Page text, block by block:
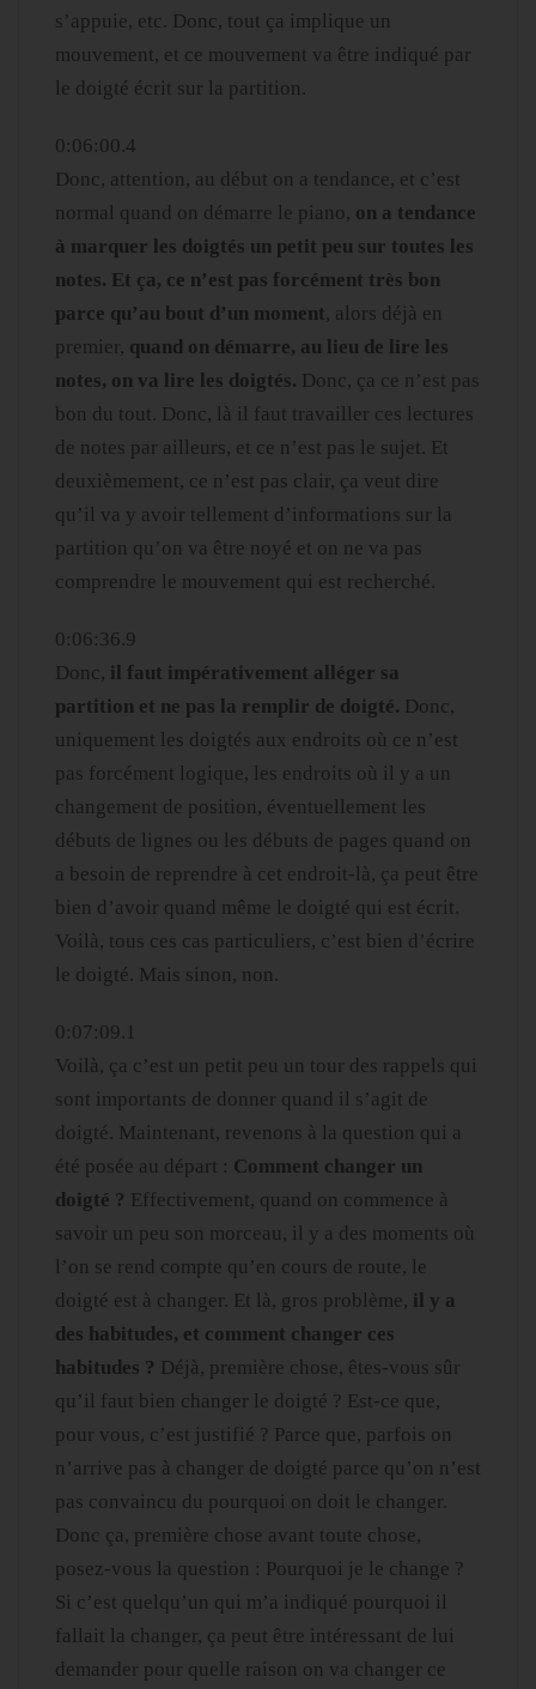
s’appuie, etc. Donc, tout ça implique un
mouvement, et ce mouvement va être indiqué par
le doigté écrit sur la partition.
0:06:00.4
Donc, attention, au début on a tendance, et c’est
normal quand on démarre le piano, on a tendance
à marquer les doigtés un petit peu sur toutes les
notes. Et ça, ce n’est pas forcément très bon
parce qu’au bout d’un moment, alors déjà en
premier, quand on démarre, au lieu de lire les
notes, on va lire les doigtés. Donc, ça ce n’est pas
bon du tout. Donc, là il faut travailler ces lectures
de notes par ailleurs, et ce n’est pas le sujet. Et
deuxièmement, ce n’est pas clair, ça veut dire
qu’il va y avoir tellement d’informations sur la
partition qu’on va être noyé et on ne va pas
comprendre le mouvement qui est recherché.
0:06:36.9
Donc, il faut impérativement alléger sa
partition et ne pas la remplir de doigté. Donc,
uniquement les doigtés aux endroits où ce n’est
pas forcément logique, les endroits où il y a un
changement de position, éventuellement les
débuts de lignes ou les débuts de pages quand on
a besoin de reprendre à cet endroit-là, ça peut être
bien d’avoir quand même le doigté qui est écrit.
Voilà, tous ces cas particuliers, c’est bien d’écrire
le doigté. Mais sinon, non.
0:07:09.1
Voilà, ça c’est un petit peu un tour des rappels qui
sont importants de donner quand il s’agit de
doigté. Maintenant, revenons à la question qui a
été posée au départ : Comment changer un
doigté ? Effectivement, quand on commence à
savoir un peu son morceau, il y a des moments où
l’on se rend compte qu’en cours de route, le
doigté est à changer. Et là, gros problème, il y a
des habitudes, et comment changer ces
habitudes ? Déjà, première chose, êtes-vous sûr
qu’il faut bien changer le doigté ? Est-ce que,
pour vous, c’est justifié ? Parce que, parfois on
n’arrive pas à changer de doigté parce qu’on n’est
pas convaincu du pourquoi on doit le changer.
Donc ça, première chose avant toute chose,
posez-vous la question : Pourquoi je le change ?
Si c’est quelqu’un qui m’a indiqué pourquoi il
fallait la changer, ça peut être intéressant de lui
demander pour quelle raison on va changer ce